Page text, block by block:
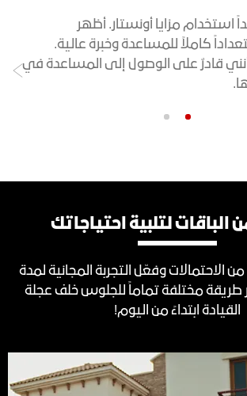
استخدام مزايا أونستار. أظهر
كاملاً للمساعدة وخبرة عالية.
قادرٌ على الوصول إلى المساعدة في
الباقات لتلبية احتياجاتك
الاحتمالات وفعّل التجربة المجانية لمدة
طريقة مختلفة تماماً للجلوس خلف عجلة
القيادة ابتداءً من اليوم!